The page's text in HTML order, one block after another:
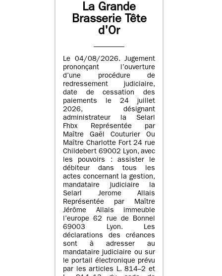
La Grande
Brasserie Tête
d'Or
Le 04/08/2026. Jugement
prononçant l’ouverture
d’une procédure de
redressement judiciaire,
date de cessation des
paiements le 24 juillet
2026, désignant
administrateur la Selarl
Fhbx Représentée par
Maître Gaël Couturier Ou
Maître Charlotte Fort 24 rue
Childebert 69002 Lyon, avec
les pouvoirs : assister le
débiteur dans tous les
actes concernant la gestion,
mandataire judiciaire la
Selarl Jerome Allais
Représentée par Maître
Jérôme Allais immeuble
l’europe 62 rue de Bonnel
69003 Lyon. Les
déclarations des créances
sont à adresser au
mandataire judiciaire ou sur
le portail électronique prévu
par les articles L. 814–2 et